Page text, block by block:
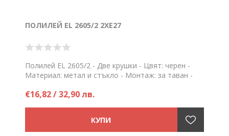
ПОЛИЛЕЙ EL 2605/2 2XE27
Полилей EL 2605/2 - Две крушки - Цвят: черен -
Материал: метал и стъкло - Монтаж: за таван -
Цена на брой
€16,82 / 32,90 лв.